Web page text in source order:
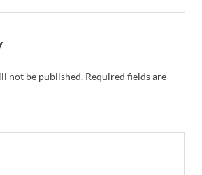
not be published. Required fields are